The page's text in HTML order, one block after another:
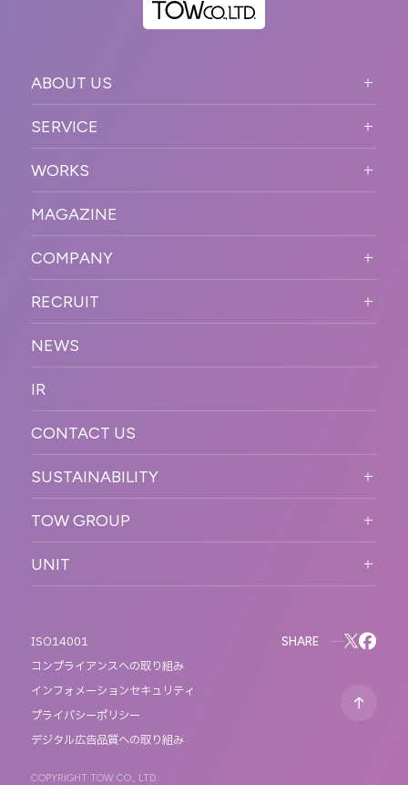
ABOUT US
PURPOSE
VISION
OUR DNA
SERVICE
STRONG POINT
BUSINESS DOMAIN
SOLUTION
WORKFLOW
WORKS
オンラインイベント
SNSプロモーション
プラットフォーム販
促
デジタル制作・映像
制作
PR
カンファレンス・展示会・アワ
ESPORTS・ゲームプロモーシ
MAGAZINE
COMPANY
COMPANY INFORMATION
MESSAGE
OFFICER
ACCESS
ORGANIZATION CHART
HISTORY
RECRUIT
新卒採用
キャリア採用
NEWS
IR
CONTACT US
SUSTAINABILITY
サステナビリティ
TOW GROUP
MOTTO
BLUES MOBILE
UNIT
ISO14001
コンプライアンスへの取り組み
インフォメーションセキュリティ
プライバシーポリシー
デジタル広告品質への取り組み
COPYRIGHT TOW CO., LTD.
SHARE